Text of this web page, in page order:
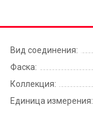
Вид соединения:
Фаска:
Коллекция:
Единица измерения: